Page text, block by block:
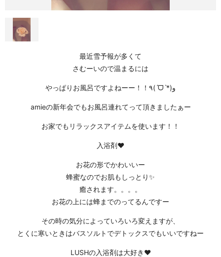
最近雪予報が多くて
さむーいので温まるには
やっぱりお風呂ですよねーー！！٩(ˊᗜˋ*)و
amieの新年会でもお風呂連れてって頂きましたぁー
お家でもリラックスアイテムを使います！！
入浴剤❤
お花の形でかわいいー
蜂蜜なのでお肌もしっとり✨
癒されます。。。。
お花の上には蜂までのってるんですー
その時の気分によっていろいろ変えますが、
とくに寒いときはバスソルトでデトックスでもいいですねー
LUSHの入浴剤は大好き❤